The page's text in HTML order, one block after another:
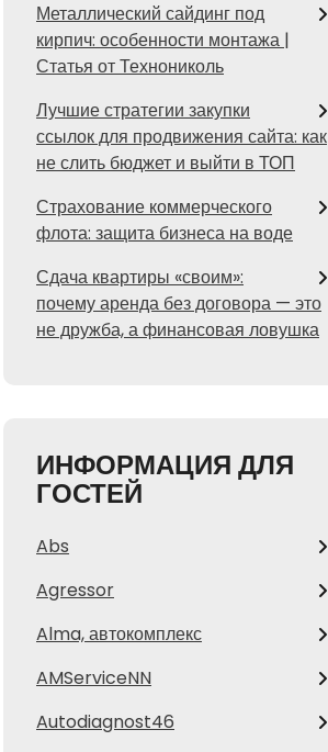
Металлический сайдинг под
кирпич: особенности монтажа |
Статья от Технониколь
Лучшие стратегии закупки
ссылок для продвижения сайта: как
не слить бюджет и выйти в ТОП
Страхование коммерческого
флота: защита бизнеса на воде
Сдача квартиры «своим»:
почему аренда без договора — это
не дружба, а финансовая ловушка
ИНФОРМАЦИЯ ДЛЯ
ГОСТЕЙ
Abs
Agressor
Alma, автокомплекс
AMServiceNN
Autodiagnost46